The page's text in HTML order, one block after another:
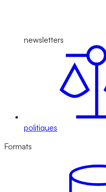
newsletters
politiques
Formats